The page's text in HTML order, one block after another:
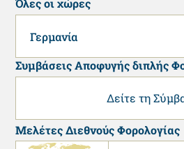
Όλες οι χώρες
Γερμανία
Συμβάσεις Αποφυγής διπλής
Δείτε τη
Μελέτες Διεθνούς Φορολογίας